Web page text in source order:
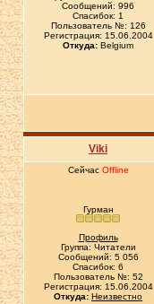
Сообщений: 996
Спасибок: 1
Пользователь №: 126
Регистрация: 15.06.2004
Откуда: Belgium
Viki
Сейчас Offline
Гурман
Профиль
Группа: Читатели
Сообщений: 5 056
Спасибок: 6
Пользователь №: 52
Регистрация: 15.06.2004
Откуда: Неизвестно